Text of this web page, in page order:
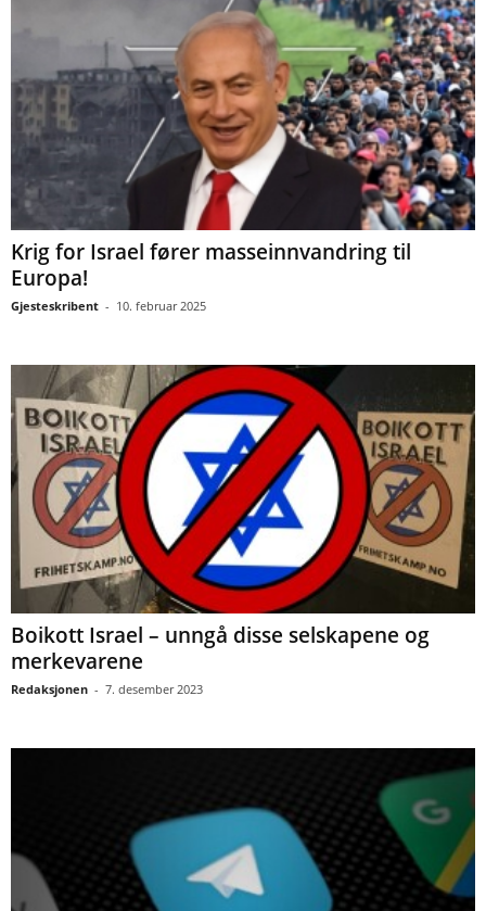
Krig for Israel fører masseinnvandring til
Europa!
Gjesteskribent - 10. februar 2025
Boikott Israel – unngå disse selskapene og
merkevarene
Redaksjonen - 7. desember 2023